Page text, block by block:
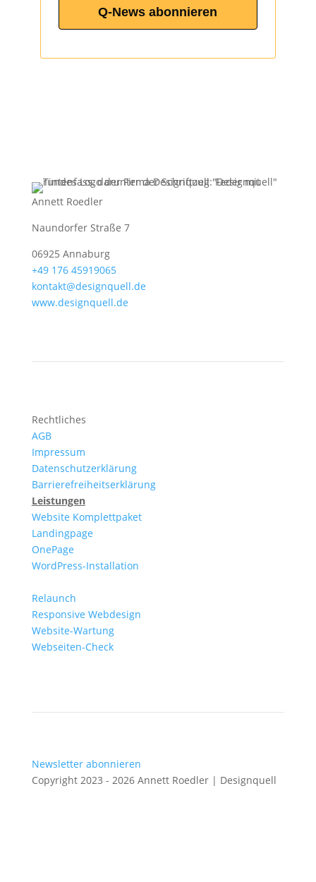
Q-News abonnieren
Annett Roedler
Naundorfer Straße 7
06925 Annaburg
+49 176 45919065
kontakt@designquell.de
www.designquell.de
Rechtliches
AGB
Impressum
Datenschutzerklärung
Barrierefreiheitserklärung
Leistungen
Website Komplettpaket
Landingpage
OnePage
WordPress-Installation
Relaunch
Responsive Webdesign
Website-Wartung
Webseiten-Check
Newsletter abonnieren
Copyright 2023 - 2026 Annett Roedler | Designquell